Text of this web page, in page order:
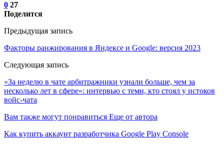
0 27
Поделится
Предыдущая запись
Факторы ранжирования в Яндексе и Google: версия 2023
Следующая запись
«За неделю в чате арбитражники узнали больше, чем за
несколько лет в сфере»: интервью с теми, кто стоял у истоков
войс-чата
Вам также могут понравиться Еще от автора
Как купить аккаунт разработчика Google Play Console